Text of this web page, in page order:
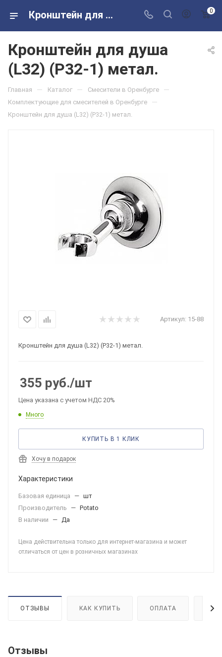
Кронштейн для душа (L32) (P32-1) метал. в розничных магазинах Сантехторг 0
Кронштейн для душа
(L32) (P32-1) метал.
Главная — Каталог — Смесители в Оренбурге —
Комплектующие для смесителей в Оренбурге —
Кронштейн для душа (L32) (P32-1) метал.
Артикул: 15-88
Кронштейн для душа (L32) (P32-1) метал.
355 руб./шт
Цена указана с учетом НДС 20%
Много
КУПИТЬ В 1 КЛИК
Хочу в подарок
Характеристики
Базовая единица — шт
Производитель
— Potato
В наличии
— Да
Цена действительна только для интернет-магазина и может
отличаться от цен в розничных магазинах
ОТЗЫВЫ КАК КУПИТЬ ОПЛАТА
Отзывы